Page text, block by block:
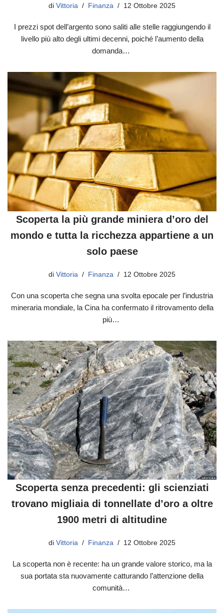
di Vittoria Finanza 12 Ottobre 2025
I prezzi spot dell’argento sono saliti alle stelle raggiungendo il
livello più alto degli ultimi decenni, poiché l’aumento della
domanda…
Scoperta la più grande miniera d’oro del
mondo e tutta la ricchezza appartiene a un
solo paese
di Vittoria Finanza 12 Ottobre 2025
Con una scoperta che segna una svolta epocale per l’industria
mineraria mondiale, la Cina ha confermato il ritrovamento della
più…
Scoperta senza precedenti: gli scienziati
trovano migliaia di tonnellate d’oro a oltre
1900 metri di altitudine
di Vittoria Finanza 12 Ottobre 2025
La scoperta non è recente: ha un grande valore storico, ma la
sua portata sta nuovamente catturando l’attenzione della
comunità…